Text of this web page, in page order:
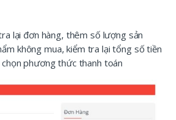
lại đơn hàng, thêm số lượng sản
không mua, kiểm tra lại tổng số tiền
phương thức thanh toán